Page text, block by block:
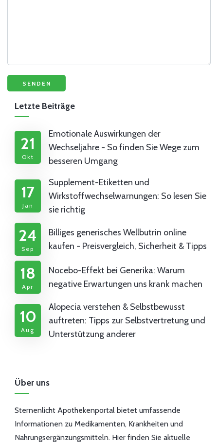
Letzte Beiträge
21
Okt
Emotionale Auswirkungen der
Wechseljahre - So finden Sie Wege zum
besseren Umgang
17
Jan
Supplement-Etiketten und
Wirkstoffwechselwarnungen: So lesen Sie
sie richtig
24
Sep
Billiges generisches Wellbutrin online
kaufen - Preisvergleich, Sicherheit & Tipps
18
Apr
Nocebo-Effekt bei Generika: Warum
negative Erwartungen uns krank machen
10
Aug
Alopecia verstehen & Selbstbewusst
auftreten: Tipps zur Selbstvertretung und
Unterstützung anderer
Über uns
Sternenlicht Apothekenportal bietet umfassende
Informationen zu Medikamenten, Krankheiten und
Nahrungsergänzungsmitteln. Hier finden Sie aktuelle